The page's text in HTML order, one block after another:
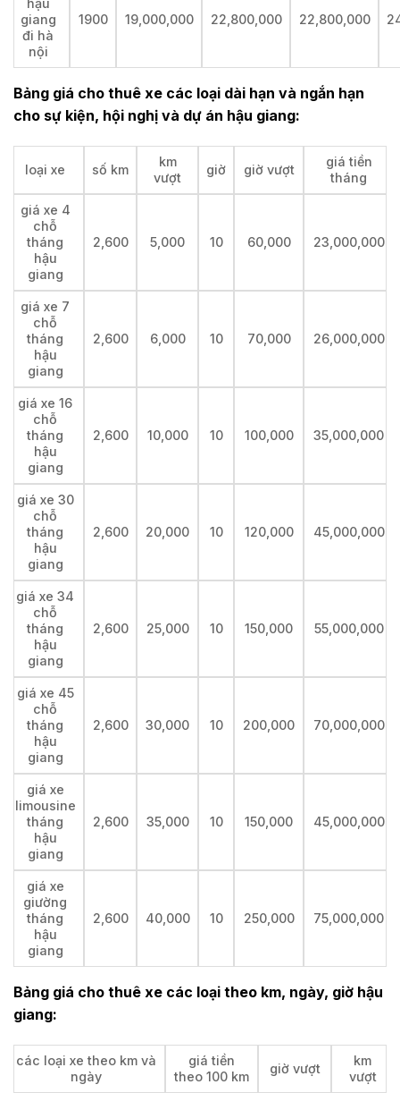
hậu
giang
đi hà
nội
1900 19,000,000 22,800,000 22,800,000
Bảng giá cho thuê xe các loại dài hạn và ngắn hạn
cho sự kiện, hội nghị và dự án hậu giang:
loại xe số km
km
vượt
giờ giờ vượt
giá tiền
tháng
giá xe 4
chỗ
tháng
hậu
giang
2,600 5,000 10 60,000 23,000,000
giá xe 7
chỗ
tháng
hậu
giang
2,600 6,000 10 70,000 26,000,000
giá xe 16
chỗ
tháng
hậu
giang
2,600 10,000 10 100,000 35,000,000
giá xe 30
chỗ
tháng
hậu
giang
2,600 20,000 10 120,000 45,000,000
giá xe 34
chỗ
tháng
hậu
giang
2,600 25,000 10 150,000 55,000,000
giá xe 45
chỗ
tháng
hậu
giang
2,600 30,000 10 200,000 70,000,000
giá xe
limousine
tháng
hậu
giang
2,600 35,000 10 150,000 45,000,000
giá xe
giường
tháng
hậu
giang
2,600 40,000 10 250,000 75,000,000
Bảng giá cho thuê xe các loại theo km, ngày, giờ hậu
giang:
các loại xe theo km và
ngày
giá tiền
theo 100 km
giờ vượt
km
vượt